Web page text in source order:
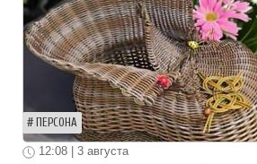
ПЕРСОНА
12:08 | 3 августа